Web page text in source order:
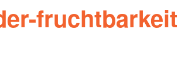
fruchtbarkeit